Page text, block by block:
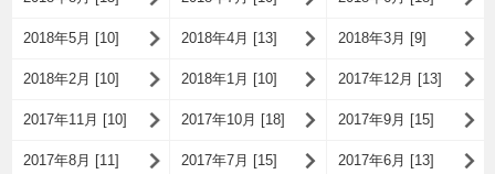
2018年5月 [10] 2018年4月 [13] 2018年3月 [9]
2018年2月 [10] 2018年1月 [10] 2017年12月 [13]
2017年11月 [10] 2017年10月 [18] 2017年9月 [15]
2017年8月 [11] 2017年7月 [15] 2017年6月 [13]